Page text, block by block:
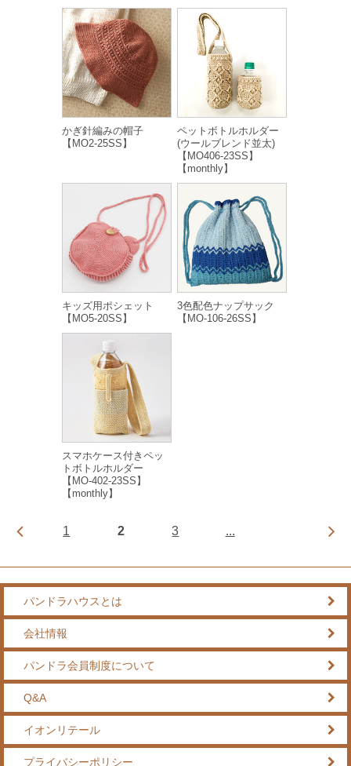
かぎ針編みの帽子
【MO2-25SS】
ペットボトルホルダー
(ウールブレンド並太)
【MO406-23SS】
【monthly】
キッズ用ポシェット
【MO5-20SS】
3色配色ナップサック
【MO-106-26SS】
スマホケース付きペッ
トボトルホルダー
【MO-402-23SS】
【monthly】
1 2 3 ...
パンドラハウスとは
会社情報
パンドラ会員制度について
Q&A
イオンリテール
プライバシーポリシー